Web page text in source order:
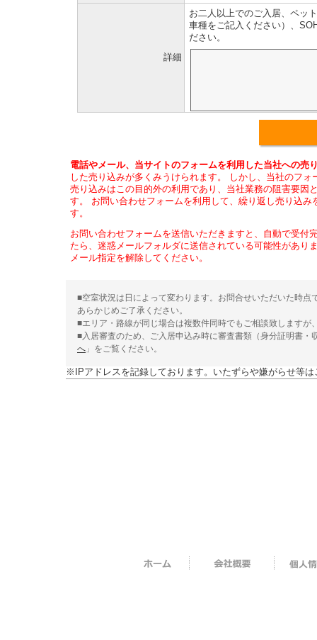
詳細
お二人以上でのご入居、ペッ
車種をご記入ください）、
ださい。
電話やメール、当サイトのフォームを利用した当社への売
した売り込みが多くみうけられます。 しかし、当社のフ
売り込みはこの目的外の利用であり、当社業務の阻害要因
す。 お問い合わせフォームを利用して、繰り返し売り込
す。
お問い合わせフォームを送信いただきますと、自動で受付
たら、迷惑メールフォルダに送信されている可能性があ
メール指定を解除してください。
■空室状況は日によって変わります。お問合せいただいた時
あらかじめご了承ください。
■エリア・路線が同じ場合は複数件同時でもご相談致します
■入居審査のため、ご入居申込み時に審査書類（身分証明書
へ 」をご覧ください。
※IPアドレスを記録しております。いたずらや嫌がらせ等は